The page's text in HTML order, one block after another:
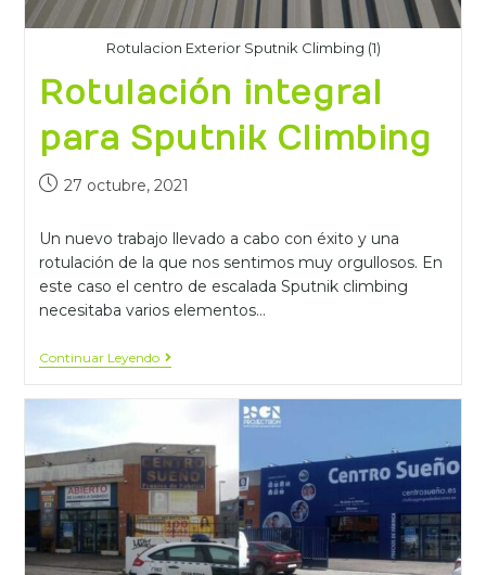
Rotulacion Exterior Sputnik Climbing (1)
Rotulación integral
para Sputnik Climbing
27 octubre, 2021
Un nuevo trabajo llevado a cabo con éxito y una
rotulación de la que nos sentimos muy orgullosos. En
este caso el centro de escalada Sputnik climbing
necesitaba varios elementos…
Continuar Leyendo